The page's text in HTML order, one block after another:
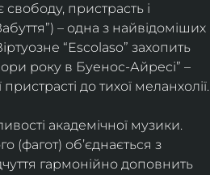
пристрасть і
– одна з найвідоміших
“Escolaso” захопить
року в Буенос-Айресі” –
до тихої меланхолії.
академічної музики.
(фагот) об’єднається з
гармонійно доповнить